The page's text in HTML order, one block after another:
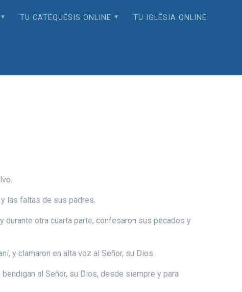
TU CATEQUESIS ONLINE TU IGLESIA ONLINE
las faltas de sus padres.
otra cuarta parte, confesaron sus pecados y
y clamaron en alta voz al Señor, su Dios.
al Señor, su Dios, desde siempre y para